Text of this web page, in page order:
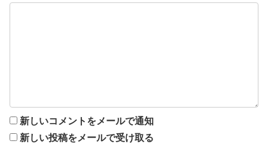
新しいコメントをメールで通知
新しい投稿をメールで受け取る